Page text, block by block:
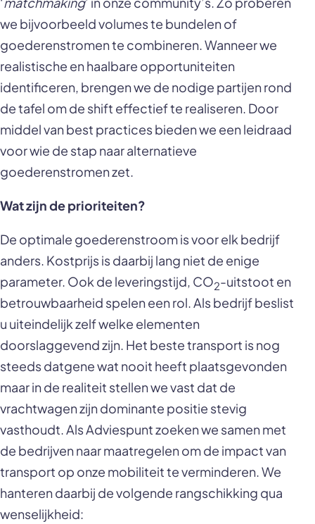
we bijvoorbeeld volumes te bundelen of
goederenstromen te combineren. Wanneer we
realistische en haalbare opportuniteiten
identificeren, brengen we de nodige partijen rond
de tafel om de shift effectief te realiseren. Door
middel van best practices bieden we een leidraad
voor wie de stap naar alternatieve
goederenstromen zet.
Wat zijn de prioriteiten?
De optimale goederenstroom is voor elk bedrijf
anders. Kostprijs is daarbij lang niet de enige
parameter. Ook de leveringstijd, CO2-uitstoot en
betrouwbaarheid spelen een rol. Als bedrijf beslist
u uiteindelijk zelf welke elementen
doorslaggevend zijn. Het beste transport is nog
steeds datgene wat nooit heeft plaatsgevonden
maar in de realiteit stellen we vast dat de
vrachtwagen zijn dominante positie stevig
vasthoudt. Als Adviespunt zoeken we samen met
de bedrijven naar maatregelen om de impact van
transport op onze mobiliteit te verminderen. We
hanteren daarbij de volgende rangschikking qua
wenselijkheid: